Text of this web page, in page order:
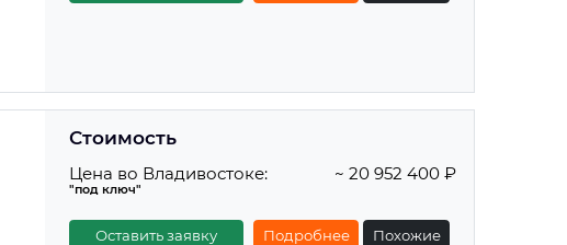
Стоимость
Цена во Владивостоке:
"под ключ"
~ 20 952 400 ₽
Оставить заявку Подробнее Похожие